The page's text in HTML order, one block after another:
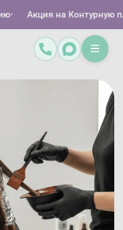
Акция на Контурную
Окрашивание волос